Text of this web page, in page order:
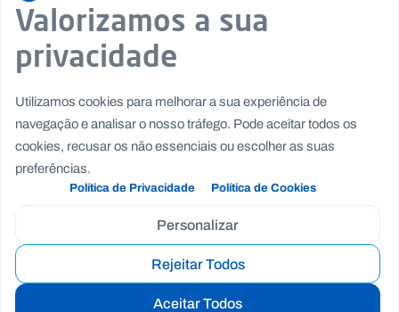
Missão Dom Bosco
Copyright © Fundação Salesianos
Valorizamos a sua
privacidade
Utilizamos cookies para melhorar a sua experiência de
navegação e analisar o nosso tráfego. Pode aceitar todos os
cookies, recusar os não essenciais ou escolher as suas
preferências.
Política de Privacidade Política de Cookies
Personalizar
Rejeitar Todos
Aceitar Todos